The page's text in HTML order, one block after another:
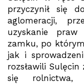
przyczynił się
aglomeracji,
uzyskanie praw
zamku, po
jak i
rozsławili
się rolnictwa,